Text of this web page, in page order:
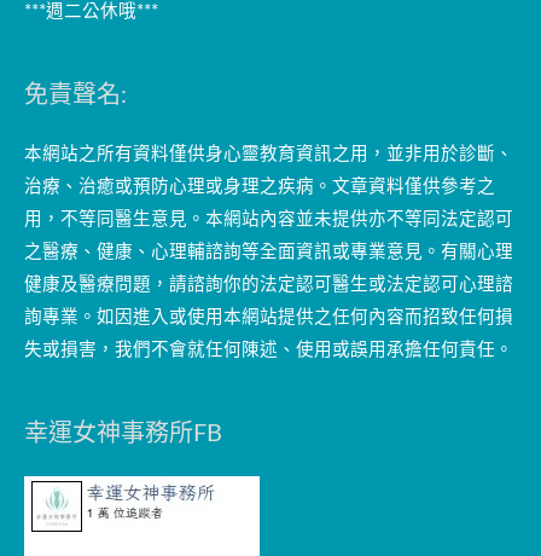
***週二公休哦***
免責聲名:
本網站之所有資料僅供身心靈教育資訊之用，並非用於診斷、
治療、治癒或預防心理或身理之疾病。文章資料僅供參考之
用，不等同醫生意見。本網站內容並未提供亦不等同法定認可
之醫療、健康、心理輔諮詢等全面資訊或專業意見。有關心理
健康及醫療問題，請諮詢你的法定認可醫生或法定認可心理諮
詢專業。如因進入或使用本網站提供之任何內容而招致任何損
失或損害，我們不會就任何陳述、使用或誤用承擔任何責任。
幸運女神事務所FB